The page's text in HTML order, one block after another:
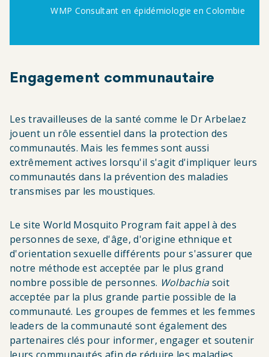
WMP Consultant en épidémiologie en Colombie
Engagement communautaire
Les travailleuses de la santé comme le Dr Arbelaez
jouent un rôle essentiel dans la protection des
communautés. Mais les femmes sont aussi
extrêmement actives lorsqu'il s'agit d'impliquer leurs
communautés dans la prévention des maladies
transmises par les moustiques.
Le site World Mosquito Program fait appel à des
personnes de sexe, d'âge, d'origine ethnique et
d'orientation sexuelle différents pour s'assurer que
notre méthode est acceptée par le plus grand
nombre possible de personnes. Wolbachiasoit
acceptée par la plus grande partie possible de la
communauté. Les groupes de femmes et les femmes
leaders de la communauté sont également des
partenaires clés pour informer, engager et soutenir